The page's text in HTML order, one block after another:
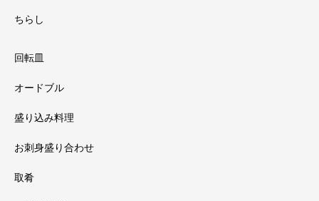
ちらし
回転皿
オードブル
盛り込み料理
お刺身盛り合わせ
取肴